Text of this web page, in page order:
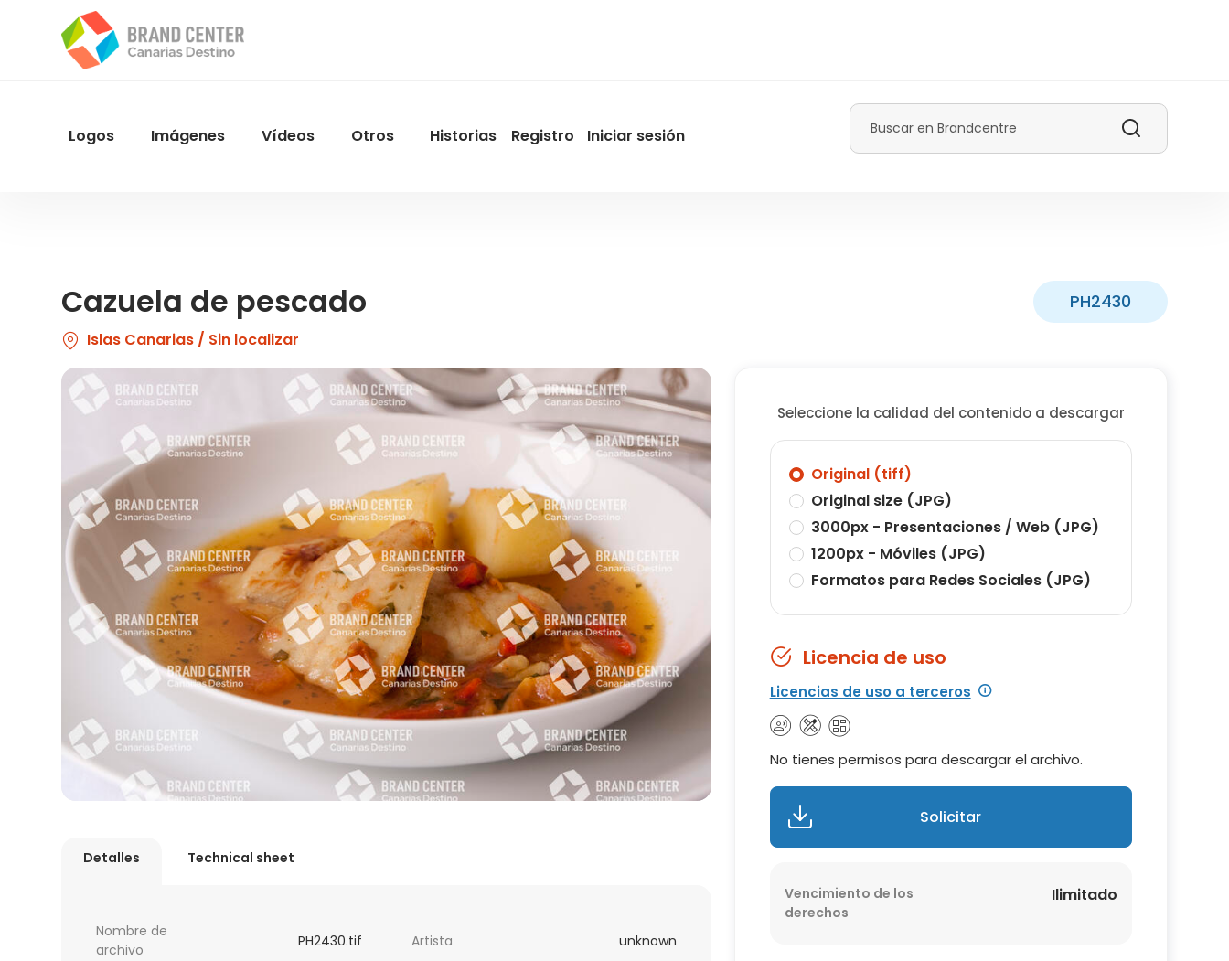
contenido
Menu
Logos Imágenes Vídeos Otros Historias
User
Registro Iniciar sesión
Buscar
Cazuela de pescado PH2430
Islas Canarias / Sin localizar
Detalles Technical sheet
Nombre de
archivo
PH2430.tif Artista unknown
Seleccione la calidad del contenido a descargar
Original (tiff)
Original size (JPG)
3000px - Presentaciones / Web (JPG)
1200px - Móviles (JPG)
Formatos para Redes Sociales (JPG)
Licencia de uso
Licencias de uso a terceros
No tienes permisos para descargar el archivo.
Solicitar
Vencimiento de los
derechos
Ilimitado